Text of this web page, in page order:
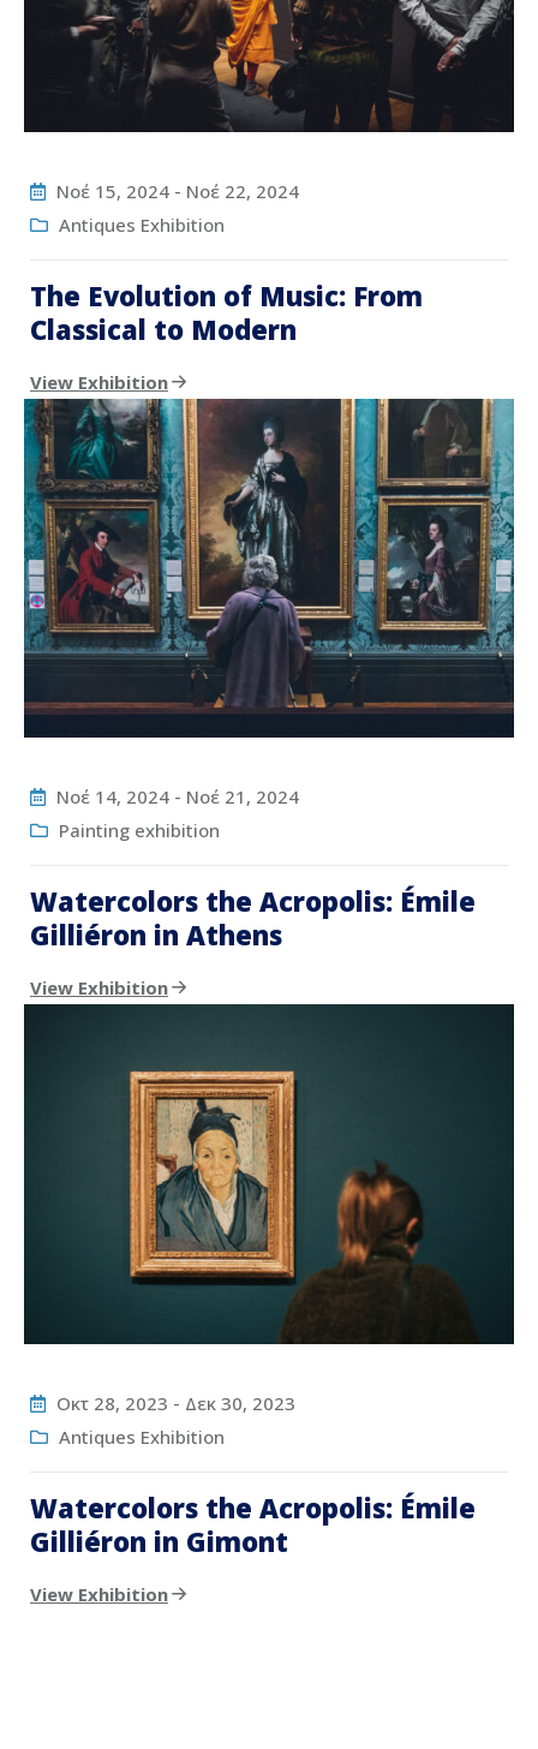
Νοέ 15, 2024 - Νοέ 22, 2024
Antiques Exhibition
The Evolution of Music: From
Classical to Modern
View Exhibition
Νοέ 14, 2024 - Νοέ 21, 2024
Painting exhibition
Watercolors the Acropolis: Émile
Gilliéron in Athens
View Exhibition
Οκτ 28, 2023 - Δεκ 30, 2023
Antiques Exhibition
Watercolors the Acropolis: Émile
Gilliéron in Gimont
View Exhibition